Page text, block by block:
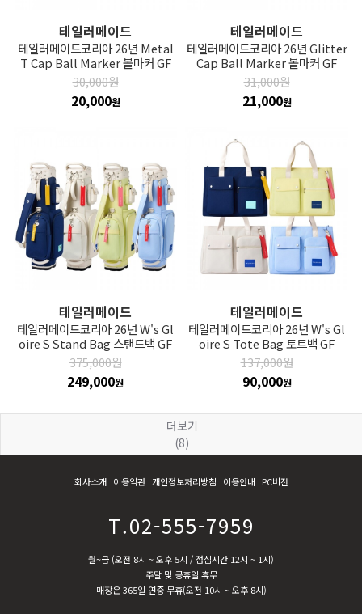
테일러메이드
테일러메이드코리아 26년 Metal
T Cap Ball Marker 볼마커 GF
30,000원
20,000원
테일러메이드
테일러메이드코리아 26년 Glitter
Cap Ball Marker 볼마커 GF
31,000원
21,000원
테일러메이드
테일러메이드코리아 26년 W's Gl
oire S Stand Bag 스탠드백 GF
375,000원
249,000원
테일러메이드
테일러메이드코리아 26년 W's Gl
oire S Tote Bag 토트백 GF
137,000원
90,000원
더보기
(8)
회사소개 이용약관 개인정보처리방침 이용안내 PC버전
T.02-555-7959
월~금 (오전 8시 ~ 오후 5시 / 점심시간 12시 ~ 1시)
주말 및 공휴일 휴무
매장은 365일 연중 무휴(오전 10시 ~ 오후 8시)